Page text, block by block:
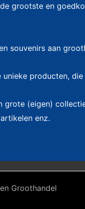
grootste en
souvenirs aan
producten,
(eigen)
enz.
Groothandel